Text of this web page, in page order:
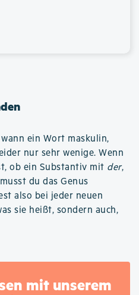
ein Wort maskulin,
nur sehr wenige. Wenn
ob ein Substantiv mit der,
du das Genus
also bei jeder neuen
sie heißt, sondern auch,
mit unserem